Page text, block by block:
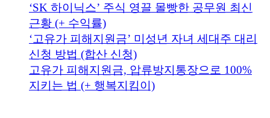
‘SK 하이닉스’ 주식 영끌 몰빵한 공무원 최신
근황 (+ 수익률)
‘고유가 피해지원금’ 미성년 자녀 세대주 대리
신청 방법 (합산 신청)
고유가 피해지원금, 압류방지통장으로 100%
지키는 법 (+ 행복지킴이)